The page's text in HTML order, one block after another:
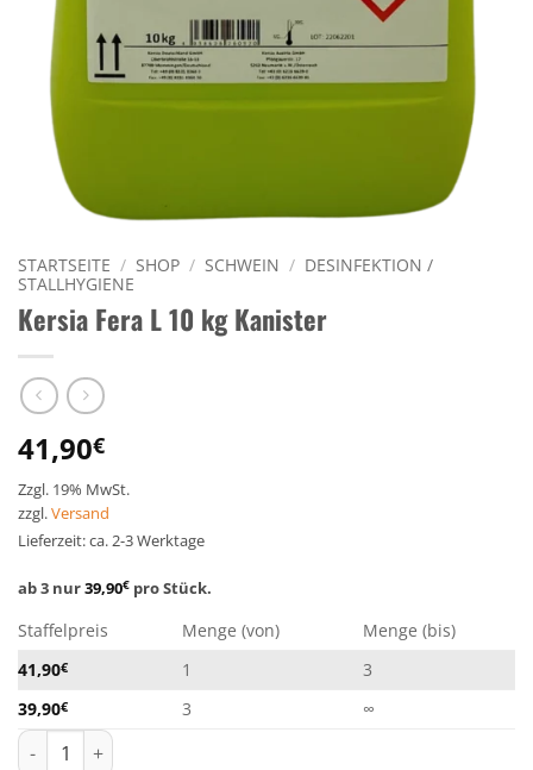
STARTSEITE / SHOP / SCHWEIN / DESINFEKTION /
STALLHYGIENE
Kersia Fera L 10 kg Kanister
41,90€
Zzgl. 19% MwSt.
zzgl.Versand
Lieferzeit: ca. 2-3 Werktage
ab 3 nur39,90€ pro Stück.
Staffelpreis Menge (von)
Menge (bis)
41,90€ 1
3
39,90€ 3
∞
Kersia Fera L 10 kg Kanister Menge